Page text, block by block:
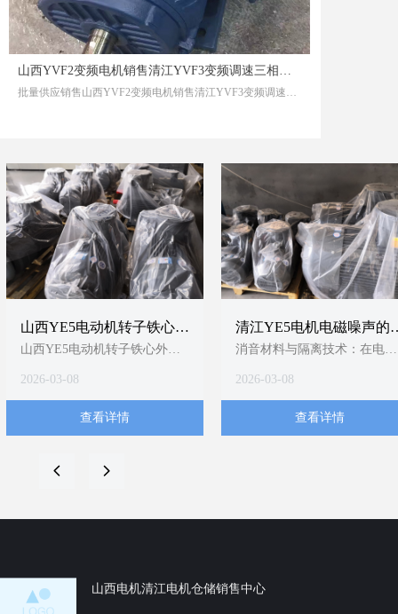
山西YVF2变频电机销售清江YVF3变频调速三相异步电动机女孩男孩都要穷养
批量供应销售山西YVF2变频电机销售清江YVF3变频调速三相异步电动机女孩男孩都要穷养
山西YE5电动机转子铁心外
圆精加工技术要求
山西YE5电动机转子铁心外圆
轴度≤0.5mm、粗糙度
≤3.2μm、尺寸公差±0.05mm三
刀+定位轴套工艺组合。当前缺
14）制定内控作业指导书。待
验证点：山西电机制造有限公
2026-03-08
查看详情
清江YE5电机电磁噪声的
制分析
消音材料与隔离技术：在电机
播路径1；YE5电机明确提
及“使用消音材料”以吸收或隔
2026-03-08
查看详情
넳 넲
山西电机清江电机仓储销售中心